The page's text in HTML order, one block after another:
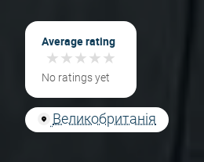
Average rating
★★★★★
★★★★★
No ratings yet
Великобританія